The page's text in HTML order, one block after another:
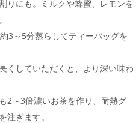
りにも。ミルクや蜂蜜、レモンを
3～5分蒸らしてティーバッグを
くしていただくと、より深い味わ
2～3倍濃いお茶を作り、耐熱グ
注ぎます。